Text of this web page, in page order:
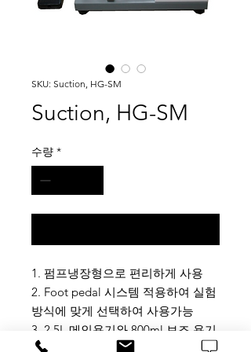
SKU: Suction, HG-SM
Suction, HG-SM
수량 *
1. 펌프냉장형으로 편리하게 사용
2. Foot pedal 시스템 적용하여 실험
방식에 맞게 선택하여 사용가능
3. 2.5L 메인용기와 800ml 보조 용기
(Trap)를 같이 사용하여 Pump 보호